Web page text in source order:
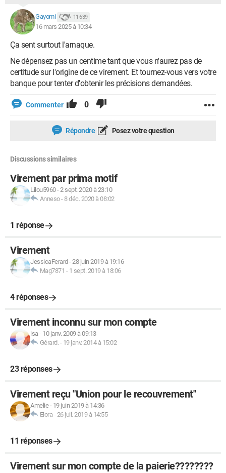
Gayomi 11 639
16 mars 2025 à 10:34
Ça sent surtout l'arnaque.
Ne dépensez pas un centime tant que vous n'aurez pas de
certitude sur l'origine de ce virement. Et tournez-vous vers votre
banque pour tenter d'obtenir les précisions demandées.
Commenter 0
Répondre Posez votre question
Discussions similaires
Virement par prima motif
Lilou5960-2 sept. 2020 à 23:10
Anneso- 8 déc. 2020 à 08:02
1 réponse
Virement
JessicaFerard -28 juin 2019 à 19:16
Mag7871 - 1 sept. 2019 à 18:06
4 réponses
Virement inconnu sur mon compte
isa- 10 janv. 2009 à 09:13
Gérard. - 19 janv. 2014 à 15:02
23 réponses
Virement reçu "Union pour le recouvrement"
Amelie- 19 juin 2019 à 14:36
Elora -26 juil. 2019 à 14:55
11 réponses
Virement sur mon compte de la paierie????????